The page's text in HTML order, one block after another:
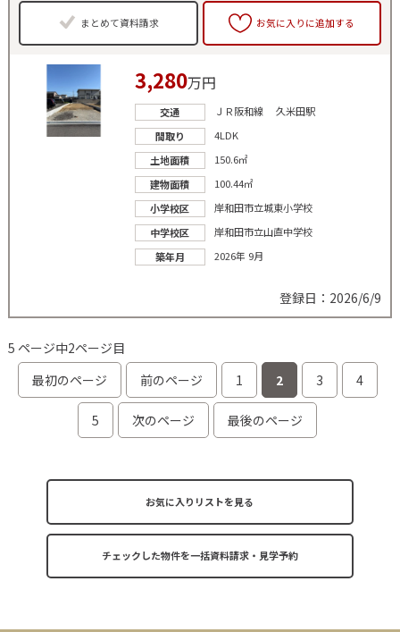
まとめて資料請求 お気に入りに追加する
3,280万円
交通
ＪＲ阪和線 久米田駅
間取り
4LDK
土地面積
150.6㎡
建物面積
100.44㎡
小学校区
岸和田市立城東小学校
中学校区
岸和田市立山直中学校
築年月
2026年 9月
登録日：2026/6/9
5 ページ中2ページ目
最初のページ
前のページ 1 2 3 4
5 次のページ 最後のページ
お気に入りリストを見る